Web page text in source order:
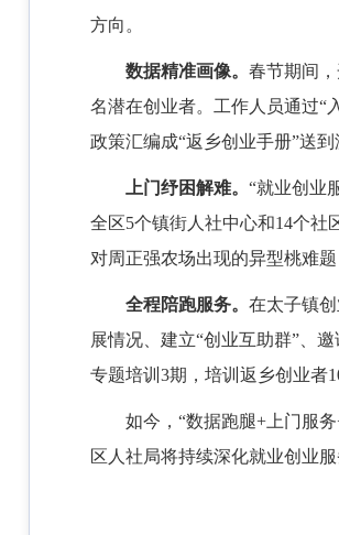
方向。
数据精准画像。 春节期间
名潜在创业者。工作人员通过“
政策汇编成“返乡创业手册”送
上门纾困解难。 “就业创业
全区5个镇街人社中心和14个社
对周正强农场出现的异型桃难
全程陪跑服务。 在太子镇
展情况、建立“创业互助群”、
专题培训3期，培训返乡创业者
如今， “数据跑腿+上门服
区人社局将持续深化就业创业